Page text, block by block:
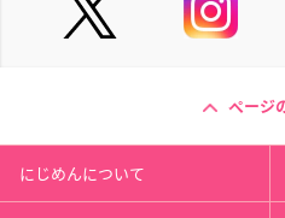
ページ
にじめんについて